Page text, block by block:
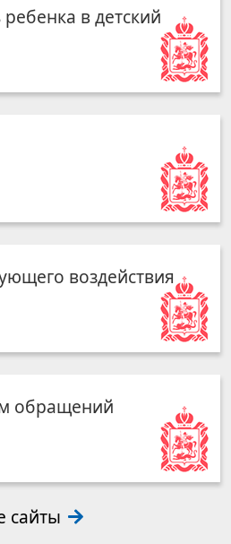
ребенка в детский
воздействия
обращений
сайты